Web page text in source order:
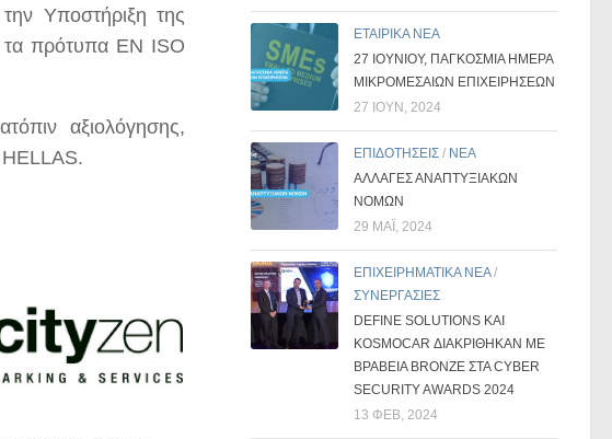
Υποστήριξη της
τα πρότυπα ΕΝ ISO
αξιολόγησης,
HELLAS.
ΕΤΑΙΡΙΚΑ ΝΕΑ
27 ΙΟΥΝΊΟΥ, ΠΑΓΚΌΣΜΙΑ ΗΜΈΡΑ
ΜΙΚΡΟΜΕΣΑΊΩΝ ΕΠΙΧΕΙΡΉΣΕΩΝ
27 ΙΟΎΝ, 2024
ΕΠΙΔΟΤΗΣΕΙΣ / ΝΕΑ
ΑΛΛΑΓΕΣ ΑΝΑΠΤΥΞΙΑΚΩΝ
ΝΟΜΩΝ
29 ΜΑΪ́, 2024
ΕΠΙΧΕΙΡΗΜΑΤΙΚΑ ΝΕΑ/
ΣΥΝΕΡΓΑΣΙΕΣ
DEFINE SOLUTIONS ΚΑΙ
KOSMOCAR ΔΙΑΚΡΊΘΗΚΑΝ ΜΕ
ΒΡΑΒΕΊΑ BRONZE ΣΤΑ CYBER
SECURITY AWARDS 2024
13 ΦΕΒ, 2024